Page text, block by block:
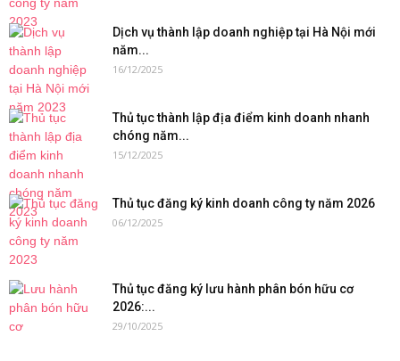
Dịch vụ thành lập doanh nghiệp tại Hà Nội mới
năm...
16/12/2025
Thủ tục thành lập địa điểm kinh doanh nhanh
chóng năm...
15/12/2025
Thủ tục đăng ký kinh doanh công ty năm 2026
06/12/2025
Thủ tục đăng ký lưu hành phân bón hữu cơ
2026:...
29/10/2025